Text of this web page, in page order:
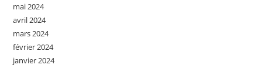
mai 2024
avril 2024
mars 2024
février 2024
janvier 2024